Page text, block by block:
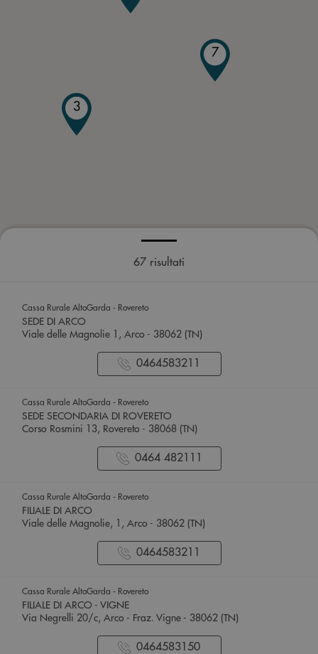
67 risultati
Cassa Rurale AltoGarda - Rovereto
SEDE DI ARCO
Viale delle Magnolie 1, Arco - 38062 (TN)
0464583211
Cassa Rurale AltoGarda - Rovereto
SEDE SECONDARIA DI ROVERETO
Corso Rosmini 13, Rovereto - 38068 (TN)
0464 482111
Cassa Rurale AltoGarda - Rovereto
FILIALE DI ARCO
Viale delle Magnolie, 1, Arco - 38062 (TN)
0464583211
Cassa Rurale AltoGarda - Rovereto
FILIALE DI ARCO - VIGNE
Via Negrelli 20/c, Arco - Fraz. Vigne - 38062 (TN)
0464583150
3
7